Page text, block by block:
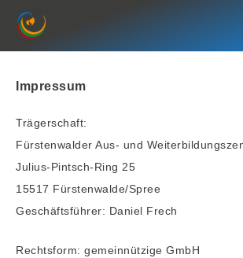
Inhalt
springen
Impressum
Trägerschaft:
Fürstenwalder Aus- und
Julius-Pintsch-Ring 25
15517 Fürstenwalde/Spree
Geschäftsführer: Daniel Frech
Rechtsform: gemeinnützige GmbH